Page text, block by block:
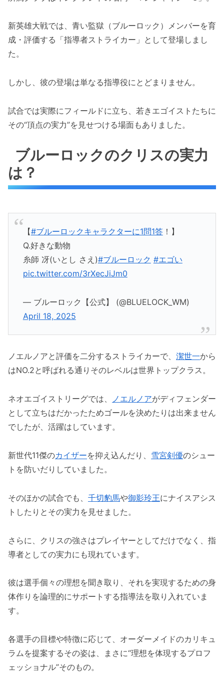
新英雄大戦では、青い監獄（ブルーロック）メンバーを育
成・評価する「指導者ストライカー」として登場しまし
た。
しかし、彼の登場は単なる指導役にとどまりません。
試合では実際にフィールドに立ち、若きエゴイストたちに
その“頂点の実力”を見せつける場面もありました。
ブルーロックのクリスの実力
は？
【#ブルーロックキャラクターに1問1答！】
Q.好きな動物
糸師 冴(いとし さえ)#ブルーロック #エゴい
pic.twitter.com/3rXecJiJm0
— ブルーロック【公式】 (@BLUELOCK_WM)
April 18, 2025
ノエルノアと評価を二分するストライカーで、 潔世一から
はNO.2と呼ばれる通りそのレベルは世界トップクラス。
ネオエゴイストリーグでは、 ノエルノアがディフェンダー
として立ちはだかったためゴールを決めたりは出来ません
でしたが、活躍はしています。
新世代11傑のカイザーを抑え込んだり、 雪宮剣優のシュー
トを防いだりしていました。
そのほかの試合でも、 千切豹馬や御影玲王にナイスアシス
トしたりとその実力を見せました。
さらに、クリスの強さはプレイヤーとしてだけでなく、指
導者としての実力にも現れています。
彼は選手個々の理想を聞き取り、それを実現するための身
体作りを論理的にサポートする指導法を取り入れていま
す。
各選手の目標や特徴に応じて、オーダーメイドのカリキュ
ラムを提案するその姿は、まさに“理想を体現するプロフ
ェッショナル”そのもの。